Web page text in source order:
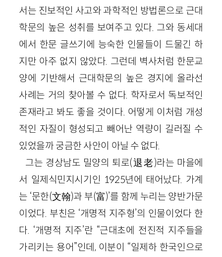
서는 진보적인 사고와 과학적인 방법론으로 근대
학문의 높은 성취를 보여주고 있다. 그와 동세대
에서 한문 글쓰기에 능숙한 인물들이 드물긴 하
지만 아주 없지 않았다. 그런데 벽사처럼 한문교
양에 기반해서 근대학문의 높은 경지에 올라선
사례는 거의 찾아볼 수 없다. 학자로서 독보적인
존재라고 봐도 좋을 것이다. 어떻게 이처럼 개성
적인 자질이 형성되고 빼어난 역량이 길러질 수
있었을까 궁금한 사안이 아닐 수 없다.
그는 경상남도 밀양의 퇴로(退老)라는 마을에
서 일제식민지시기인 1925년에 태어났다. 가계
는 ‘문한(文翰)과 부(富)’를 함께 누리는 양반가문
이었다. 부친은 ‘개명적 지주형’의 인물이었다 한
다. ‘개명적 지주’란 “근대초에 전진적 지주들을
가리키는 용어”인데, 이분이 “일제하 한국인으로